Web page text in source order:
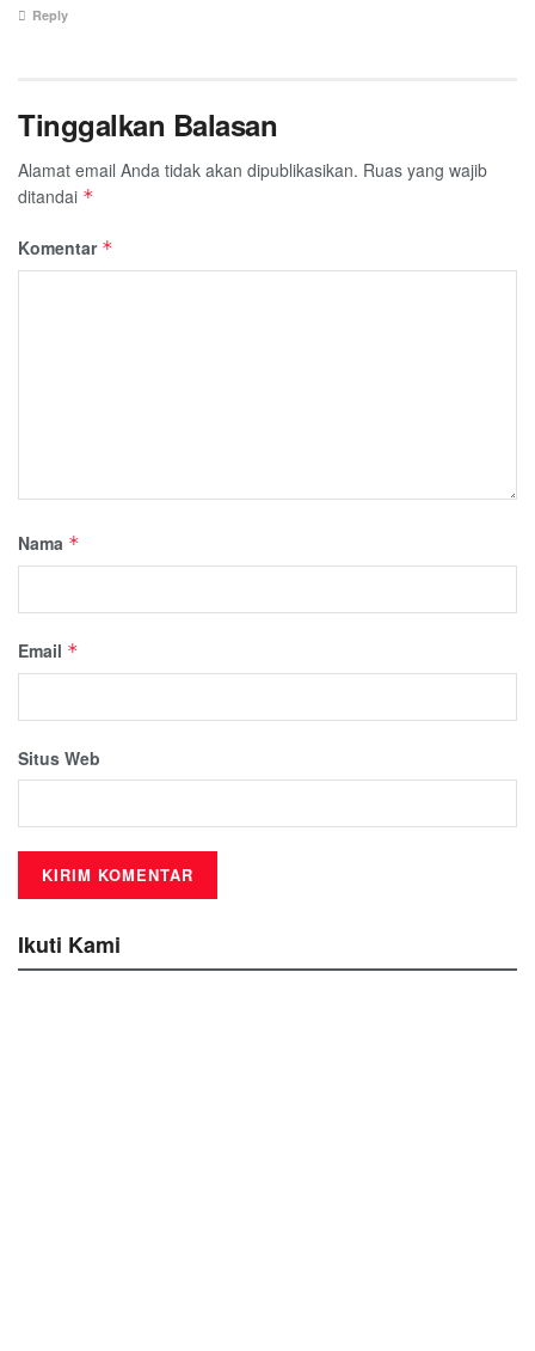
Reply
Tinggalkan Balasan
Alamat email Anda tidak akan dipublikasikan. Ruas yang wajib
ditandai *
Komentar *
Nama *
Email *
Situs Web
Ikuti Kami